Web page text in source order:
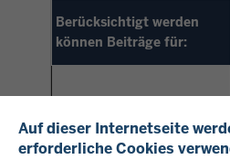
Auf dieser Internetseite
erforderliche Cookies
Berücksichtigt werden
können Beiträge für: